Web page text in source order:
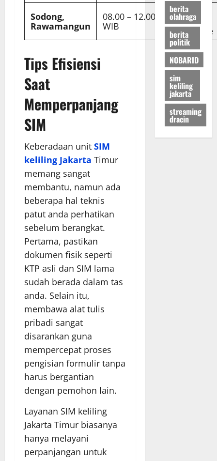
Sodong,
Rawamangun
08.00 – 12.00
WIB
Area
Stadion
Velodrome
Tips Efisiensi
Saat
Memperpanjang
SIM
Keberadaan unit SIM
keliling Jakarta Timur
memang sangat
membantu, namun ada
beberapa hal teknis
patut anda perhatikan
sebelum berangkat.
Pertama, pastikan
dokumen fisik seperti
KTP asli dan SIM lama
sudah berada dalam tas
anda. Selain itu,
membawa alat tulis
pribadi sangat
disarankan guna
mempercepat proses
pengisian formulir tanpa
harus bergantian
dengan pemohon lain.
Layanan SIM keliling
Jakarta Timur biasanya
hanya melayani
perpanjangan untuk
berita
olahraga
berita
politik
NOBARID
sim
keliling
jakarta
streaming
dracin